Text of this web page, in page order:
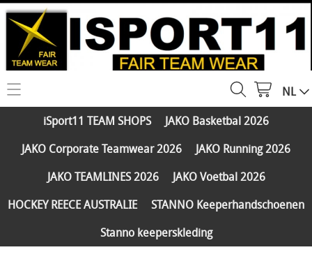
HOME
WEBSHOP
JAKO Running 2026
PARTNERS
NL
iSport11 TEAM SHOPS
JAKO Basketbal 2026
JAKO Corporate Teamwear 2026
JAKO Running 2026
JAKO TEAMLINES 2026
JAKO Voetbal 2026
HOCKEY REECE AUSTRALIE
STANNO Keeperhandschoenen
Stanno keeperskleding